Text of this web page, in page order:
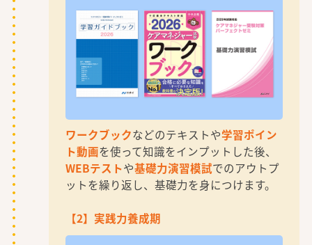
ワークブックなどのテキストや学習ポイン
ト動画を使って知識をインプットした後、
WEBテストや基礎力演習模試でのアウトプ
ットを繰り返し、基礎力を身につけます。
【2】実践力養成期